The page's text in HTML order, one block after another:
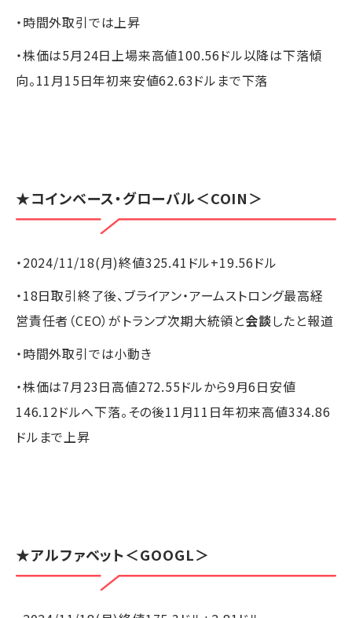
・時間外取引では上昇
・株価は5月24日上場来高値100.56ドル以降は下落傾
向。11月15日年初来安値62.63ドルまで下落
★コインベース・グローバル＜COIN＞
・2024/11/18(月)終値325.41ドル+19.56ドル
・18日取引終了後、ブライアン・アームストロング最高経
営責任者（CEO）がトランプ次期大統領と会談したと報道
・時間外取引では小動き
・株価は7月23日高値272.55ドルから9月6日安値
146.12ドルへ下落。その後11月11日年初来高値334.86
ドルまで上昇
★アルファベット＜GOOGL＞